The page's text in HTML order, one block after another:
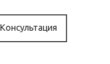
Консультация